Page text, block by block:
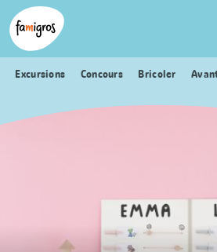
Signets
de
navigation
Header
Logo
Excursions Concours Bricoler